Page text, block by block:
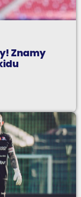
Znamy